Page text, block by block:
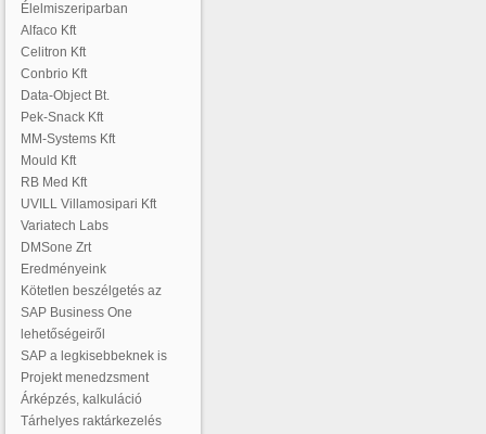
Élelmiszeriparban
Alfaco Kft
Celitron Kft
Conbrio Kft
Data-Object Bt.
Pek-Snack Kft
MM-Systems Kft
Mould Kft
RB Med Kft
UVILL Villamosipari Kft
Variatech Labs
DMSone Zrt
Eredményeink
Kötetlen beszélgetés az
SAP Business One
lehetőségeiről
SAP a legkisebbeknek is
Projekt menedzsment
Árképzés, kalkuláció
Tárhelyes raktárkezelés